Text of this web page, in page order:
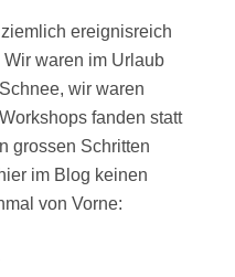
ereignisreich
waren im Urlaub
wir waren
fanden statt
grossen Schritten
im Blog keinen
von Vorne: